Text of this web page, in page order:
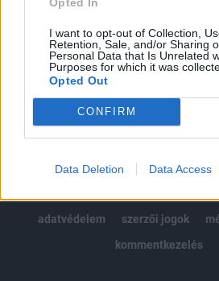
I want to opt-out of Collection,
Retention, Sale, and/or Sharing
Personal Data that Is Unrelated
Purposes for which it was
Opted Out
CONFIRM
Data Deletion Data Access
MÁR ELŐFIZETŐNK VAGY?
© 2026 Portfolio
adatvédelem
szerzői jogok
kommentkezelés